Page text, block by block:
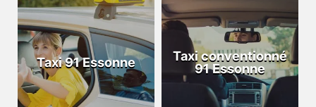
Taxi 91 Essonne
Taxi conventionné
91 Essonne